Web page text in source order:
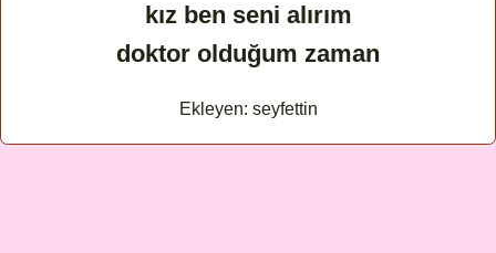
kız ben seni alırım
doktor olduğum zaman
Ekleyen: seyfettin